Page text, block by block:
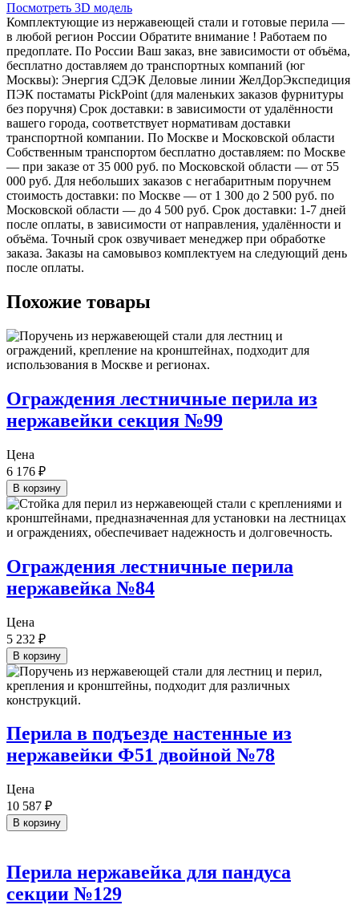
Посмотреть 3D модель
Комплектующие из нержавеющей стали и готовые перила —
в любой регион России Обратите внимание ! Работаем по
предоплате. По России Ваш заказ, вне зависимости от объёма,
бесплатно доставляем до транспортных компаний (юг
Москвы): Энергия СДЭК Деловые линии ЖелДорЭкспедиция
ПЭК постаматы PickPoint (для маленьких заказов фурнитуры
без поручня) Срок доставки: в зависимости от удалённости
вашего города, соответствует нормативам доставки
транспортной компании. По Москве и Московской области
Собственным транспортом бесплатно доставляем: по Москве
— при заказе от 35 000 руб. по Московской области — от 55
000 руб. Для небольших заказов с негабаритным поручнем
стоимость доставки: по Москве — от 1 300 до 2 500 руб. по
Московской области — до 4 500 руб. Срок доставки: 1-7 дней
после оплаты, в зависимости от направления, удалённости и
объёма. Точный срок озвучивает менеджер при обработке
заказа. Заказы на самовывоз комплектуем на следующий день
после оплаты.
Похожие товары
Ограждения лестничные перила из
нержавейки секция №99
Цена
6 176 ₽
В корзину
Ограждения лестничные перила
нержавейка №84
Цена
5 232 ₽
В корзину
Перила в подъезде настенные из
нержавейки Ф51 двойной №78
Цена
10 587 ₽
В корзину
Перила нержавейка для пандуса
секции №129